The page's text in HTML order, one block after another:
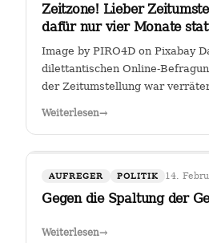
Zeitzone! Lieber
dafür nur vier Monate
Image by PIRO4D on Pixabay
dilettantischen Online-
der Zeitumstellung war
Weiterlesen→
AUFREGER POLITIK 14.
Gegen die Spaltung der
Weiterlesen→